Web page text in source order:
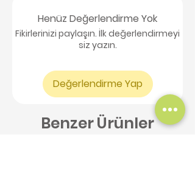
Henüz Değerlendirme Yok
Fikirlerinizi paylaşın. İlk değerlendirmeyi
siz yazın.
Değerlendirme Yap
Benzer Ürünler